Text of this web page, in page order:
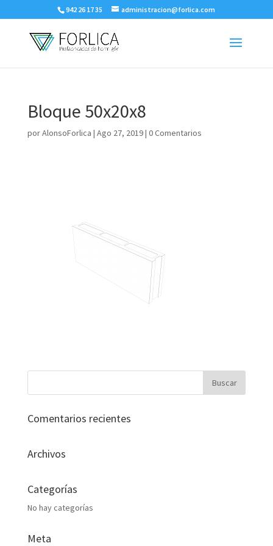
942 26 17 35 administracion@forlica.com
Bloque 50x20x8
porAlonsoForlica | Ago 27, 2019| 0 Comentarios
Comentarios recientes
Archivos
Categorías
No hay categorías
Meta